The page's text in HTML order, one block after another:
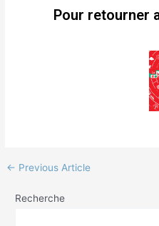
Pour retourner
← Previous Article
Recherche